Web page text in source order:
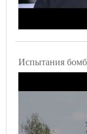
Испытания